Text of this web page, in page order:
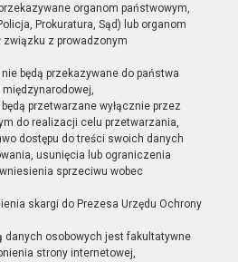
organom państwowym,
Prokuratura, Sąd) lub organom
z prowadzonym
będą przekazywane do państwa
przetwarzane wyłącznie przez
do realizacji celu przetwarzania,
dostępu do treści swoich danych
usunięcia lub ograniczenia
sprzeciwu wobec
skargi do Prezesa Urzędu Ochrony
danych osobowych jest fakultatywne
strony internetowej,